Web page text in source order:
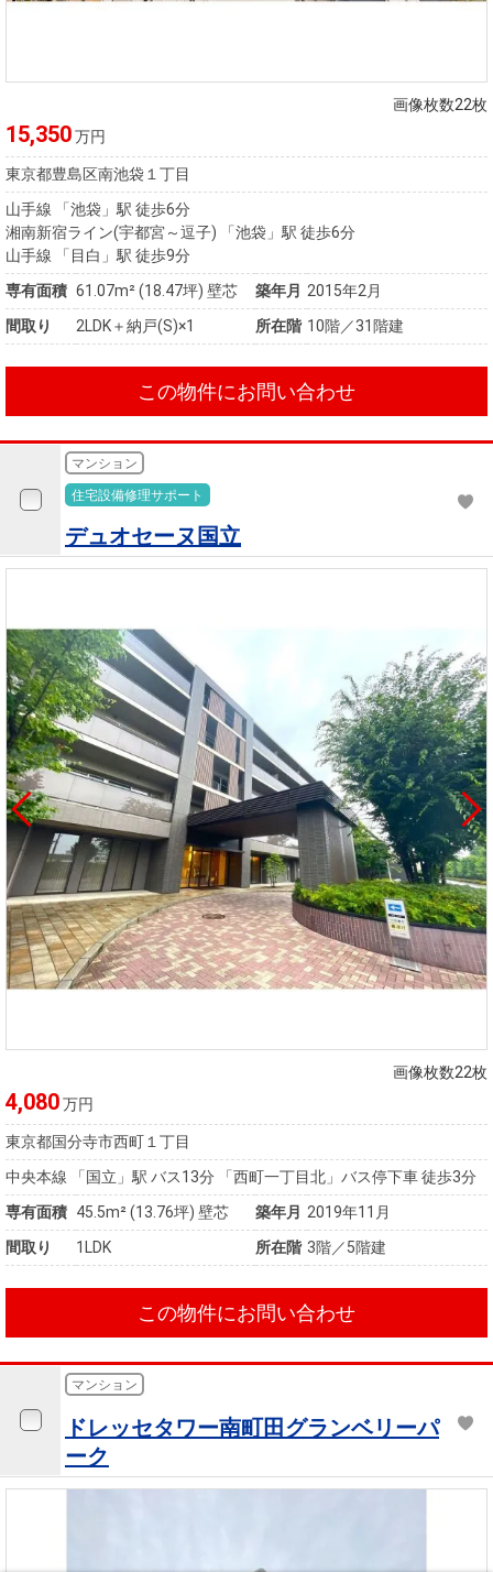
画像枚数22枚
15,350万円
東京都豊島区南池袋１丁目
山手線 「池袋」駅 徒歩6分
湘南新宿ライン(宇都宮～逗子) 「池袋」駅 徒歩6分
山手線 「目白」駅 徒歩9分
専有面積 61.07m²(18.47坪) 壁芯 築年月 2015年2月
間取り
2LDK＋納戸(S)×1 所在階 10階／31階建
この物件にお問い合わせ
マンション
住宅設備修理サポート
デュオセーヌ国立
画像枚数22枚
4,080万円
東京都国分寺市西町１丁目
中央本線 「国立」駅 バス13分 「西町一丁目北」バス停下車 徒歩3分
専有面積 45.5m²(13.76坪) 壁芯 築年月 2019年11月
間取り
1LDK 所在階 3階／5階建
この物件にお問い合わせ
マンション
ドレッセタワー南町田グランベリーパ
ーク